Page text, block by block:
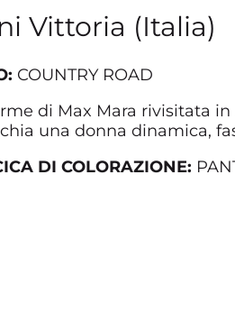
Vittoria (Italia)
COUNTRY ROAD
di Max Mara rivisitata
una donna dinamica,
DI COLORAZIONE: